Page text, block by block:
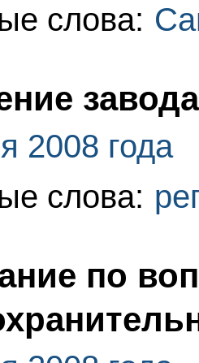
слова:
2008 года
слова:
по